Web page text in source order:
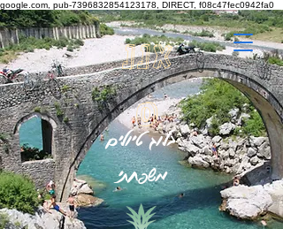
google.com, pub-7396832854123178, DIRECT, f08c47fec0942fa0
אננ
ס
בלוג טיולים
משפחתי